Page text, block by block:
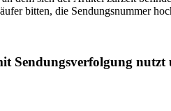
bitten, die Sendungsnummer
Sendungsverfolgung